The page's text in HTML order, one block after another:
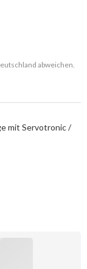
abweichen.
mit Servotronic /